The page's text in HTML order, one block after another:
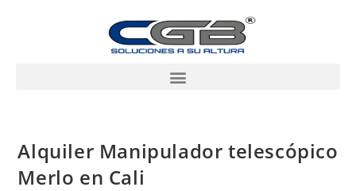
Alquiler Manipulador telescópico
Merlo en Cali